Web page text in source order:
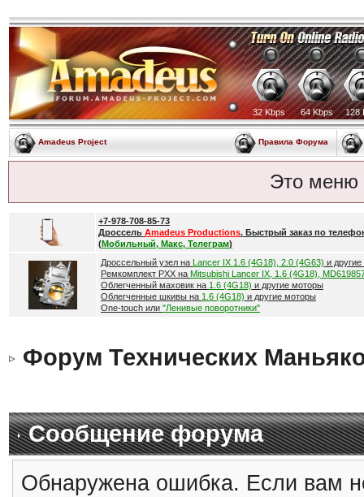
32 Kbps 64 Kbps 128
Amadeus Project Правила Форума
Это меню
+7-978-708-85-73
Дроссель Amadeus Productions. Быстрый заказ по
(Мобильный, Макс, Телеграм)
Дроссельный узел на Lancer IX 1.6 (4G18), 2.0 (4G63) и
Ремкомплект РХХ на Mitsubishi Lancer IX, 1.6 (4G18),
Облегченный маховик на 1.6 (4G18) и другие моторы
Облегченные шкивы на 1.6 (4G18) и другие моторы
One-touch или "Ленивые поворотники"
Форум Технических
Сообщение форума
Обнаружена ошибка. Если вам